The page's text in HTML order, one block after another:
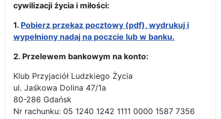
cywilizacji życia i miłości:
1. Pobierz przekaz pocztowy (pdf), wydrukuj i
wypełniony nadaj na poczcie lub w banku.
2. Przelewem bankowym na konto:
Klub Przyjaciół Ludzkiego Życia
ul. Jaśkowa Dolina 47/1a
80-286 Gdańsk
Nr rachunku: 05 1240 1242 1111 0000 1587 7356